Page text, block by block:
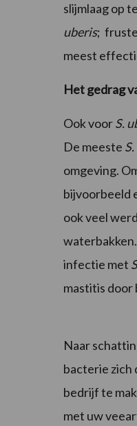
slijmlaag op
uberis;
meest
Het gedrag
Ook voorS.
De meeste
omgeving.
bijvoorbeeld
ook veel
infectie met
mastitis door
Naar
bacterie zich
bedrijf te
met uw